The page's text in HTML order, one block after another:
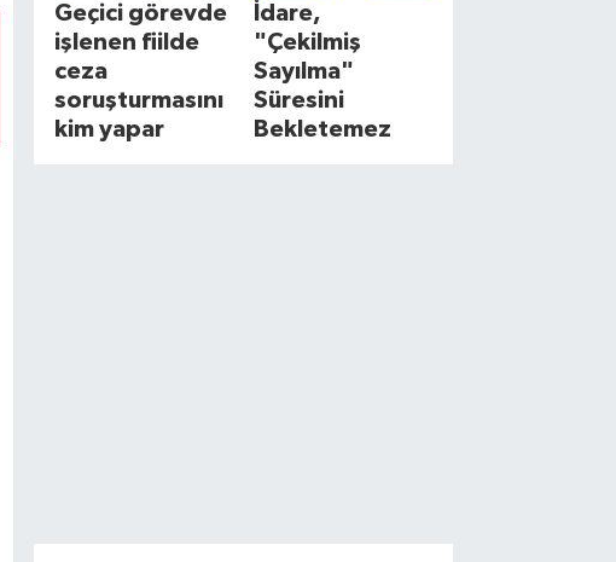
Geçici görevde
işlenen fiilde
ceza
soruşturmasını
kim yapar
İdare,
"Çekilmiş
Sayılma"
Süresini
Bekletemez